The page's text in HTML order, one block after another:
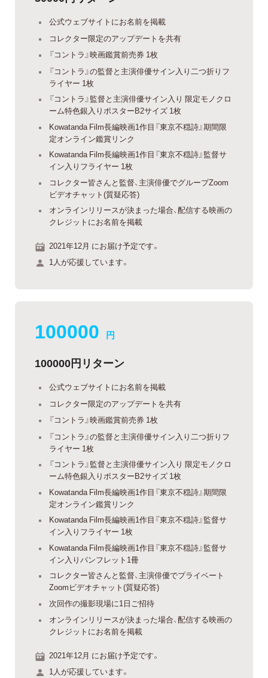
公式ウェブサイトにお名前を掲載
コレクター限定のアップデートを共有
『コントラ』映画鑑賞前売券 1枚
『コントラ』の監督と主演俳優サイン入り二つ折りフ
ライヤー 1枚
『コントラ』監督と主演俳優サイン入り 限定モノクロ
ーム特色銀入りポスターB2サイズ 1枚
Kowatanda Film長編映画1作目『東京不穏詩』期間限
定オンライン鑑賞リンク
Kowatanda Film長編映画1作目『東京不穏詩』監督サ
イン入りフライヤー 1枚
コレクター皆さんと監督、主演俳優でグループZoom
ビデオチャット(質疑応答)
オンラインリリースが決まった場合、配信する映画の
クレジットにお名前を掲載
2021年12月 にお届け予定です。
1人が応援しています。
100000 円
100000円リターン
公式ウェブサイトにお名前を掲載
コレクター限定のアップデートを共有
『コントラ』映画鑑賞前売券 1枚
『コントラ』の監督と主演俳優サイン入り二つ折りフ
ライヤー 1枚
『コントラ』監督と主演俳優サイン入り 限定モノクロ
ーム特色銀入りポスターB2サイズ 1枚
Kowatanda Film長編映画1作目『東京不穏詩』期間限
定オンライン鑑賞リンク
Kowatanda Film長編映画1作目『東京不穏詩』監督サ
イン入りフライヤー 1枚
Kowatanda Film長編映画1作目『東京不穏詩』監督サ
イン入りパンフレット1冊
コレクター皆さんと監督、主演俳優でプライベート
Zoomビデオチャット(質疑応答)
次回作の撮影現場に1日ご招待
オンラインリリースが決まった場合、配信する映画の
クレジットにお名前を掲載
2021年12月 にお届け予定です。
1人が応援しています。